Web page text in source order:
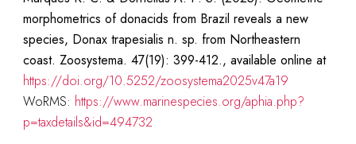
morphometrics of donacids from Brazil reveals a new
species, Donax trapesialis n. sp. from Northeastern
coast. Zoosystema. 47(19): 399-412., available online at
https://doi.org/10.5252/zoosystema2025v47a19
WoRMS: https://www.marinespecies.org/aphia.php?
p=taxdetails&id=494732